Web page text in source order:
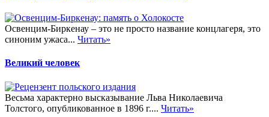
Освенцим-Биркенау – это не просто название концлагеря, это
синоним ужаса... Читать»
Великий человек
Весьма характерно высказывание Льва Николаевича
Толстого, опубликованное в 1896 г.... Читать»